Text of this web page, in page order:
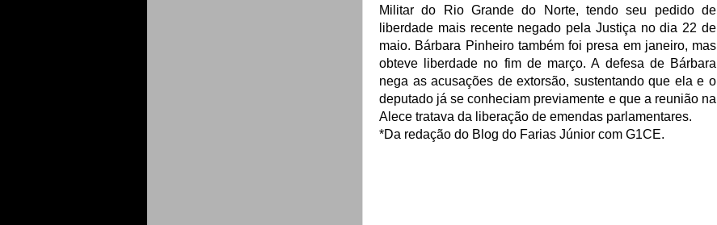
Militar do Rio Grande do Norte, tendo seu pedido de
liberdade mais recente negado pela Justiça no dia 22 de
maio. Bárbara Pinheiro também foi presa em janeiro, mas
obteve liberdade no fim de março. A defesa de Bárbara
nega as acusações de extorsão, sustentando que ela e o
deputado já se conheciam previamente e que a reunião na
Alece tratava da liberação de emendas parlamentares.
*Da redação do Blog do Farias Júnior com G1CE.